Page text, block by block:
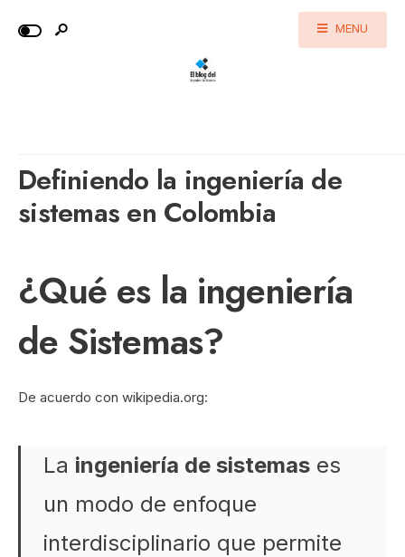
MENU
Definiendo la ingeniería de
sistemas en Colombia
¿Qué es la ingeniería
de Sistemas?
De acuerdo con wikipedia.org:
La ingeniería de sistemas es
un modo de enfoque
interdisciplinario que permite